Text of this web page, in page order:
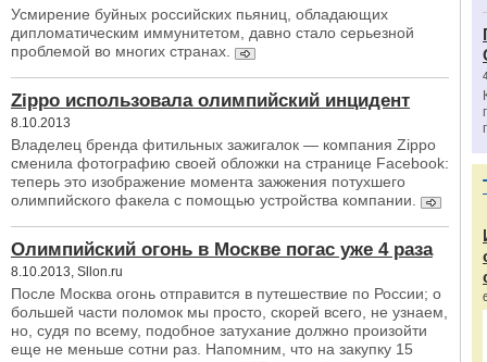
Усмирение буйных российских пьяниц, обладающих
дипломатическим иммунитетом, давно стало серьезной
проблемой во многих странах.
Zippo использовала олимпийский инцидент
8.10.2013
Владелец бренда фитильных зажигалок — компания Zippo
сменила фотографию своей обложки на странице Facebook:
теперь это изображение момента зажжения потухшего
олимпийского факела с помощью устройства компании.
Олимпийский огонь в Москве погас уже 4 раза
8.10.2013, Sllon.ru
После Москва огонь отправится в путешествие по России; о
большей части поломок мы просто, скорей всего, не узнаем,
но, судя по всему, подобное затухание должно произойти
еще не меньше сотни раз. Напомним, что на закупку 15